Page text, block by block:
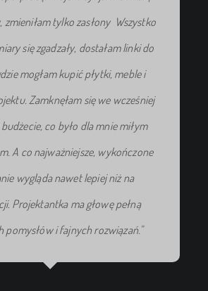
zmieniłam tylko zasłony Wszystko
sięzgadzały, dostałamlinki do
mogłam kupićpłytki, meble i
Zamknęłamsię we wcześniej
co było dla mnie miłym
A co najważniejsze, wykończone
wygląda nawet lepiejniżna
Projektantka ma głowę pełną
pomysłów i fajnych rozwiązań."